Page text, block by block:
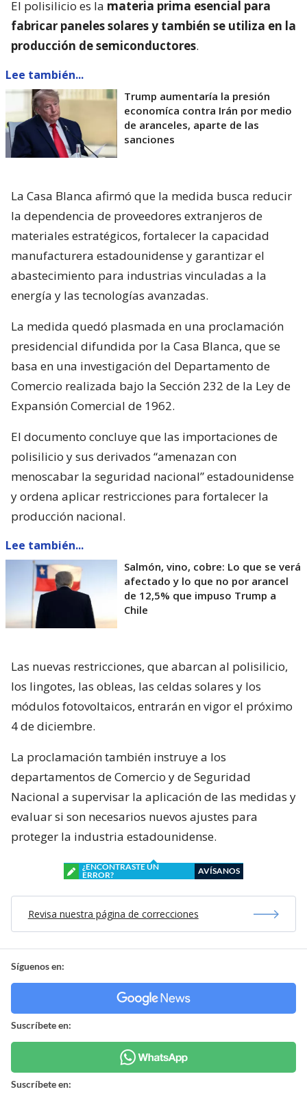
El polisilicio es la materia prima esencial para
fabricar paneles solares y también se utiliza en la
producción de semiconductores.
Lee también...
Trump aumentaría la presión
economíca contra Irán por medio
de aranceles, aparte de las
sanciones
La Casa Blanca afirmó que la medida busca reducir
la dependencia de proveedores extranjeros de
materiales estratégicos, fortalecer la capacidad
manufacturera estadounidense y garantizar el
abastecimiento para industrias vinculadas a la
energía y las tecnologías avanzadas.
La medida quedó plasmada en una proclamación
presidencial difundida por la Casa Blanca, que se
basa en una investigación del Departamento de
Comercio realizada bajo la Sección 232 de la Ley de
Expansión Comercial de 1962.
El documento concluye que las importaciones de
polisilicio y sus derivados “amenazan con
menoscabar la seguridad nacional” estadounidense
y ordena aplicar restricciones para fortalecer la
producción nacional.
Lee también...
Salmón, vino, cobre: Lo que se verá
afectado y lo que no por arancel
de 12,5% que impuso Trump a
Chile
Las nuevas restricciones, que abarcan al polisilicio,
los lingotes, las obleas, las celdas solares y los
módulos fotovoltaicos, entrarán en vigor el próximo
4 de diciembre.
La proclamación también instruye a los
departamentos de Comercio y de Seguridad
Nacional a supervisar la aplicación de las medidas y
evaluar si son necesarios nuevos ajustes para
proteger la industria estadounidense.
¿ENCONTRASTE UN
ERROR?
AVÍSANOS
Revisa nuestra página de correcciones
Síguenos en:
Suscríbete en:
Suscríbete en: